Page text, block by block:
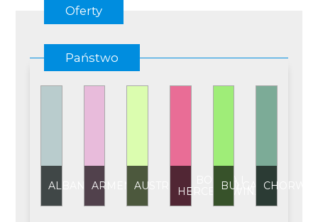
Oferty
Państwo
ALBANIAARMENIAAUSTRIA
BOŚNIA I
HERCEGOWINA
BUŁGARIA